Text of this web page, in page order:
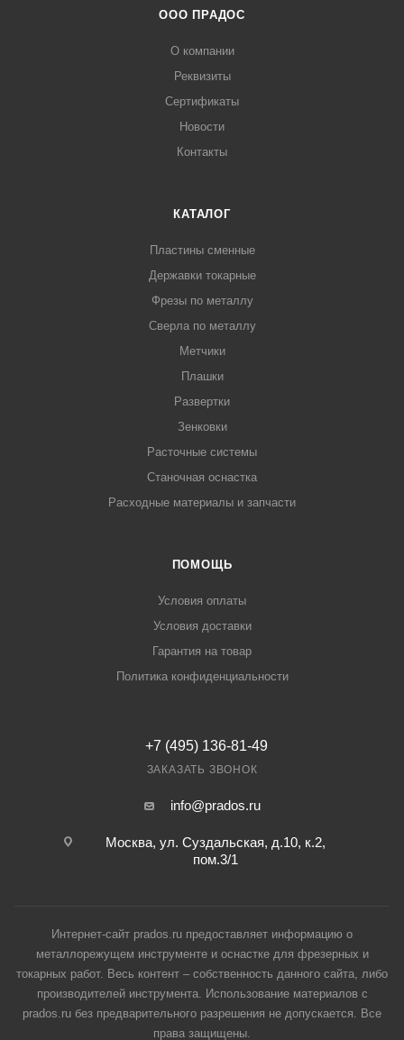
ООО ПРАДОС
О компании
Реквизиты
Сертификаты
Новости
Контакты
КАТАЛОГ
Пластины сменные
Державки токарные
Фрезы по металлу
Сверла по металлу
Метчики
Плашки
Развертки
Зенковки
Расточные системы
Станочная оснастка
Расходные материалы и запчасти
ПОМОЩЬ
Условия оплаты
Условия доставки
Гарантия на товар
Политика конфиденциальности
+7 (495) 136-81-49
ЗАКАЗАТЬ ЗВОНОК
info@prados.ru
Москва, ул. Суздальская, д.10, к.2,
пом.3/1
Интернет-сайт prados.ru предоставляет информацию о
металлорежущем инструменте и оснастке для фрезерных и
токарных работ. Весь контент – собственность данного сайта, либо
производителей инструмента. Использование материалов с
prados.ru без предварительного разрешения не допускается. Все
права защищены.